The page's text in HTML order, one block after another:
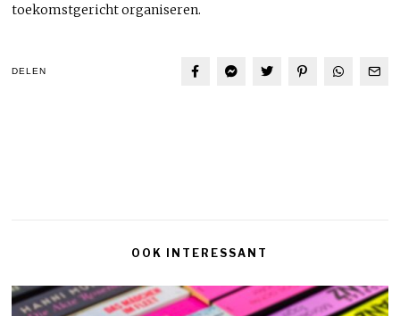
toekomstgericht organiseren.
DELEN
OOK INTERESSANT